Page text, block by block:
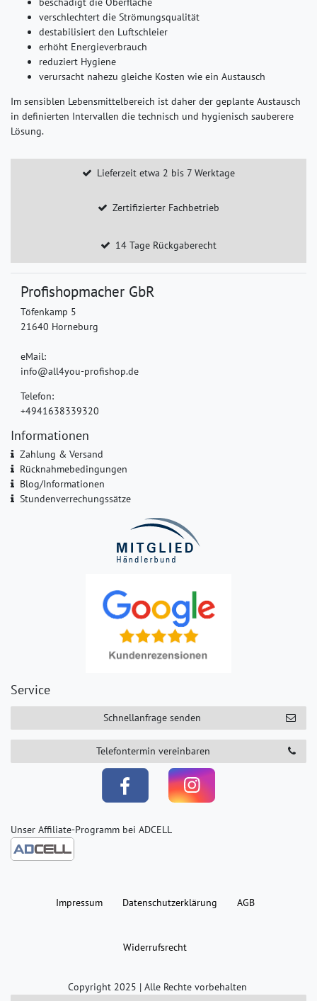
verschlechtert die Strömungsqualität
destabilisiert den Luftschleier
erhöht Energieverbrauch
reduziert Hygiene
verursacht nahezu gleiche Kosten wie ein Austausch
Im sensiblen Lebensmittelbereich ist daher der geplante Austausch
in definierten Intervallen die technisch und hygienisch sauberere
Lösung.
Lieferzeit etwa 2 bis 7 Werktage
Zertifizierter Fachbetrieb
14 Tage Rückgaberecht
Profishopmacher GbR
Töfenkamp 5
21640 Horneburg
eMail:
info@all4you-profishop.de
Telefon:
+4941638339320
Informationen
Zahlung & Versand
Rücknahmebedingungen
Blog/Informationen
Stundenverrechungssätze
Service
Schnellanfrage senden
Telefontermin vereinbaren
Unser Affiliate-Programm bei ADCELL
Impressum Daten­schutz­erklärung AGB
Widerrufs­recht
Copyright 2025 | Alle Rechte vorbehalten